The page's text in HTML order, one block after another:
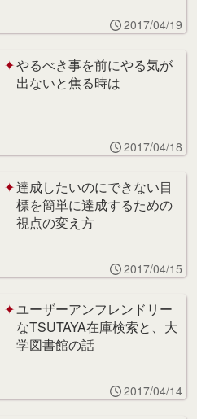
2017/04/19
やるべき事を前にやる気が
出ないと焦る時は
2017/04/18
達成したいのにできない目
標を簡単に達成するための
視点の変え方
2017/04/15
ユーザーアンフレンドリー
なTSUTAYA在庫検索と、大
学図書館の話
2017/04/14